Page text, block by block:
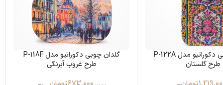
گلدان چوبی دکوراتیو مدل P-122A
طرح گلستان
گلدان چوبی دکوراتیو مدل P-118F
طرح غروب آبرنگی